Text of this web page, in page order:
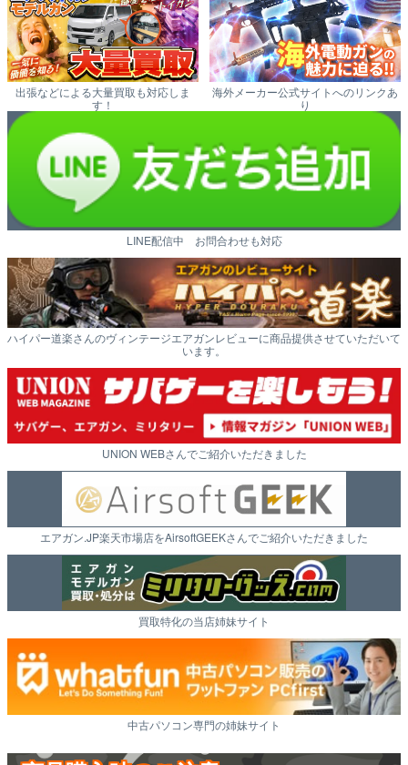
出張などによる大量買取も対応しま
す！
海外メーカー公式サイトへのリンクあ
り
LINE配信中 お問合わせも対応
ハイパー道楽さんのヴィンテージエアガンレビューに商品提供させていただいて
います。
UNION WEBさんでご紹介いただきました
エアガン.JP楽天市場店をAirsoftGEEKさんでご紹介いただきました
買取特化の当店姉妹サイト
中古パソコン専門の姉妹サイト